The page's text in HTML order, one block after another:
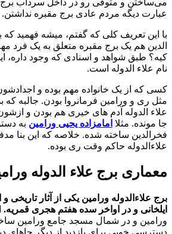
می‌ساختن و متوفی رو در داخل سرداب
عبارت دیگه مردم عادی برج مقبره نداشتن.
با این تعریف کلی که گفتم، میشه فهمید که
الدین هم یک برج مقبره متعلق به یک فرد
کیه؟ طبق شواهد و اسنادی که وجود داره،
نام علاء الدوله است.
کسی که از یک خانواده مهم بوده و
مثل ری و ورامین فرمانروا بودن. جالبه که
علاء الدوله آدم های خیری هم بودن و
جا مونده. مثلا امامزاده یحیی ورامین به
فخرالدین ساخته شده. خلاصه که این بنا
علاءالدوله حاکم وقت ری بوده.
معماری برج علاء الدوله
برج علاءالدوله ورامین یکی از آثار تاریخی
ایلخانی و در اواخر سده هفتم هجری قمریه.
ورامین و در شمال مسجد جامع ورامین
دسترسی خوبی برای بازدید از دیگر جاهای